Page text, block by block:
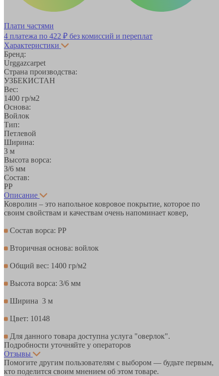
Плати частями
4 платежа по 422 ₽ без комиссий и переплат
Характеристики
Бренд:
Urggazcarpet
Страна производства:
УЗБЕКИСТАН
Вес:
1400 гр/м2
Основа:
Войлок
Тип:
Петлевой
Ширина:
3 м
Высота ворса:
3/6 мм
Состав:
PP
Описание
Ковролин – это напольное ковровое покрытие, которое по
своим свойствам и качествам очень напоминает ковер,
Состав ворса: РР
Вторичная основа: войлок
Общий вес: 1400 гр/м2
Высота ворса: 3/6 мм
Ширина 3 м
Цвет: 10148
Для данного товара доступна услуга "оверлок".
Подробности уточняйте у операторов
Отзывы
Помогите другим пользователям с выбором — будьте первым,
кто поделится своим мнением об этом товаре.